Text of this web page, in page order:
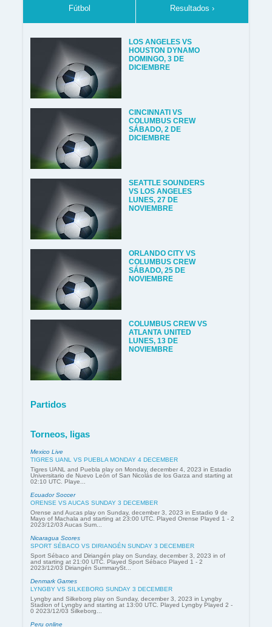
Fútbol Resultados ›
LOS ANGELES VS
HOUSTON DYNAMO
DOMINGO, 3 DE
DICIEMBRE
CINCINNATI VS
COLUMBUS CREW
SÁBADO, 2 DE
DICIEMBRE
SEATTLE SOUNDERS
VS LOS ANGELES
LUNES, 27 DE
NOVIEMBRE
ORLANDO CITY VS
COLUMBUS CREW
SÁBADO, 25 DE
NOVIEMBRE
COLUMBUS CREW VS
ATLANTA UNITED
LUNES, 13 DE
NOVIEMBRE
Partidos
Torneos, ligas
Mexico Live
TIGRES UANL VS PUEBLA MONDAY 4 DECEMBER
Tigres UANL and Puebla play on Monday, december 4, 2023 in Estadio
Universitario de Nuevo León of San Nicolás de los Garza and starting at
02:10 UTC. Playe...
Ecuador Soccer
ORENSE VS AUCAS SUNDAY 3 DECEMBER
Orense and Aucas play on Sunday, december 3, 2023 in Estadio 9 de
Mayo of Machala and starting at 23:00 UTC. Played Orense Played 1 - 2
2023/12/03 Aucas Sum...
Nicaragua Scores
SPORT SÉBACO VS DIRIANGÉN SUNDAY 3 DECEMBER
Sport Sébaco and Diriangén play on Sunday, december 3, 2023 in of
and starting at 21:00 UTC. Played Sport Sébaco Played 1 - 2
2023/12/03 Diriangén SummarySt...
Denmark Games
LYNGBY VS SILKEBORG SUNDAY 3 DECEMBER
Lyngby and Silkeborg play on Sunday, december 3, 2023 in Lyngby
Stadion of Lyngby and starting at 13:00 UTC. Played Lyngby Played 2 -
0 2023/12/03 Silkeborg...
Peru online